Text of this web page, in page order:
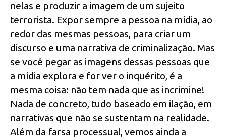
nelas e produzir a imagem de um sujeito
terrorista. Expor sempre a pessoa na mídia, ao
redor das mesmas pessoas, para criar um
discurso e uma narrativa de criminalização. Mas
se você pegar as imagens dessas pessoas que
a mídia explora e for ver o inquérito, é a
mesma coisa: não tem nada que as incrimine!
Nada de concreto, tudo baseado em ilação, em
narrativas que não se sustentam na realidade.
Além da farsa processual, vemos ainda a